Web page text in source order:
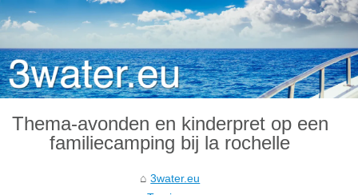
Thema-avonden en kinderpret op een
familiecamping bij la rochelle
3water.eu